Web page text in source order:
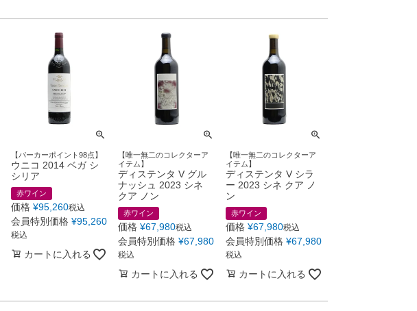
【パーカーポイント98点】
ウニコ 2014 ベガ シ
シリア
赤ワイン
価格 ¥95,260税込
会員特別価格 ¥95,260
税込
カートに入れる
【唯一無二のコレクターア
イテム】
ディステンタ V グル
ナッシュ 2023 シネ
クア ノン
赤ワイン
価格 ¥67,980税込
会員特別価格 ¥67,980
税込
カートに入れる
【唯一無二のコレクターア
イテム】
ディステンタ V シラ
ー 2023 シネ クア ノ
ン
赤ワイン
価格 ¥67,980税込
会員特別価格 ¥67,980
税込
カートに入れる